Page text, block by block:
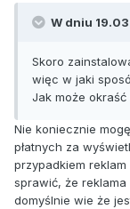
W dniu
Skoro
więc w jaki
Jak może okraść
Nie koniecznie
płatnych za
przypadkiem
sprawić, że
domyślnie wie że